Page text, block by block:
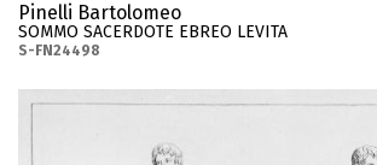
Pinelli Bartolomeo
SOMMO SACERDOTE EBREO LEVITA
S-FN24498